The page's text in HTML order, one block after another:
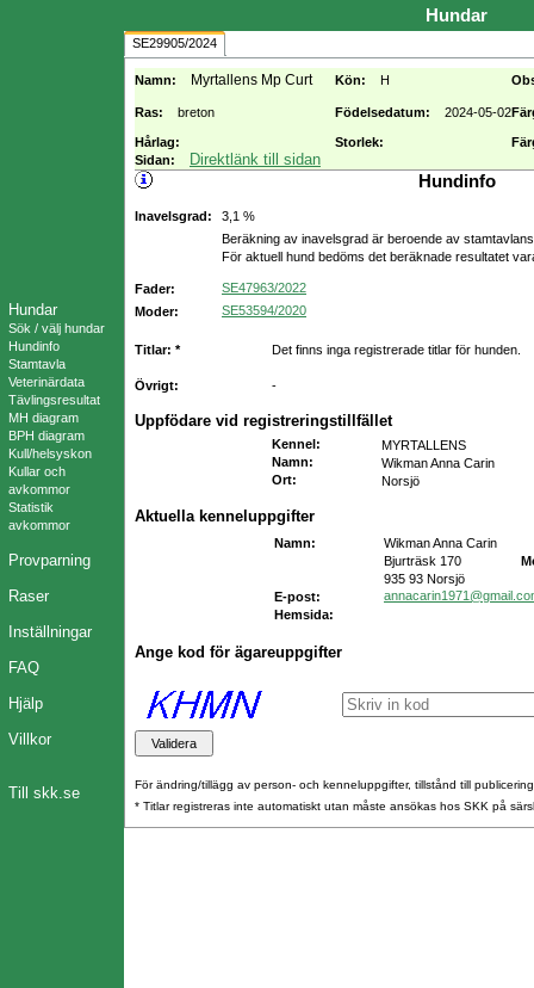
Hundar
Sök / välj hundar
Hundinfo
Stamtavla
Veterinärdata
Tävlingsresultat
MH diagram
BPH diagram
Kull/helsyskon
Kullar och
avkommor
Statistik
avkommor
Provparning
Raser
Inställningar
FAQ
Hjälp
Villkor
Till skk.se
Hundar
SE29905/2024
Namn: Myrtallens Mp Curt Kön: H
Ras: breton Födelsedatum: 2024-05-02
Hårlag: Storlek:
Sidan:
Direktlänk till sidan
Hundinfo
Inavelsgrad:
3,1 %
Beräkning av inavelsgrad är beroende av
För aktuell hund bedöms det beräknade resultatet
Fader:
SE47963/2022
Moder:
SE53594/2020
Titlar: * Det finns inga registrerade titlar för hunden.
Övrigt: -
Uppfödare vid registreringstillfället
Kennel :
MYRTALLENS
Namn:
Wikman Anna Carin
Ort: Norsjö
Aktuella kenneluppgifter
Namn:
Wikman Anna Carin
Bjurträsk 170
935 93 Norsjö
E-post:
Hemsida:
Ange kod för ägareuppgifter
För ändring/tillägg av person- och kenneluppgifter, tillstånd till
* Titlar registreras inte automatiskt utan måste ansökas hos SKK på